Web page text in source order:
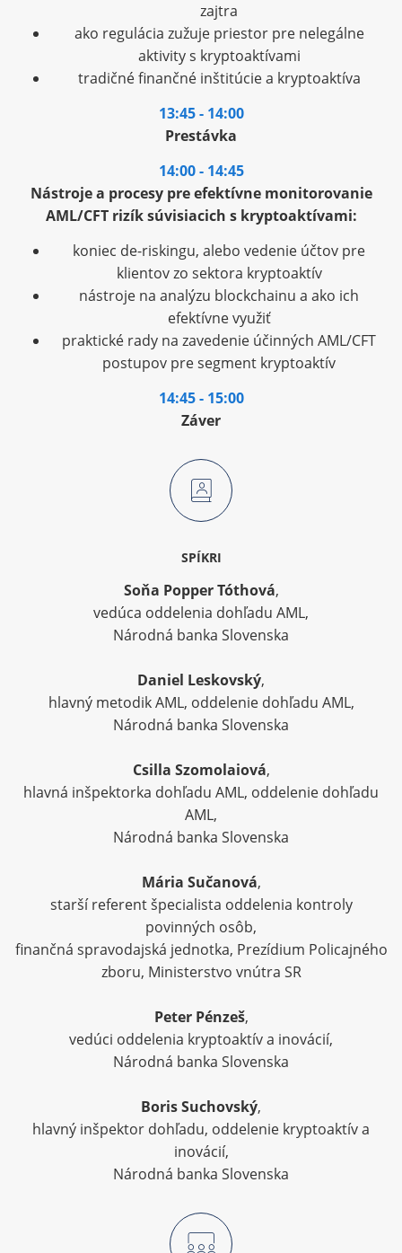
zajtra
ako regulácia zužuje priestor pre nelegálne
aktivity s kryptoaktívami
tradičné finančné inštitúcie a kryptoaktíva
13:45 - 14:00
Prestávka
14:00 - 14:45
Nástroje a procesy pre efektívne monitorovanie
AML/CFT rizík súvisiacich s kryptoaktívami:
koniec de-riskingu, alebo vedenie účtov pre
klientov zo sektora kryptoaktív
nástroje na analýzu blockchainu a ako ich
efektívne využiť
praktické rady na zavedenie účinných AML/CFT
postupov pre segment kryptoaktív
14:45 - 15:00
Záver
SPÍKRI
Soňa Popper Tóthová,
vedúca oddelenia dohľadu AML,
Národná banka Slovenska
Daniel Leskovský,
hlavný metodik AML, oddelenie dohľadu AML,
Národná banka Slovenska
Csilla Szomolaiová,
hlavná inšpektorka dohľadu AML, oddelenie dohľadu
AML,
Národná banka Slovenska
Mária Sučanová,
starší referent špecialista oddelenia kontroly
povinných osôb,
finančná spravodajská jednotka, Prezídium Policajného
zboru, Ministerstvo vnútra SR
Peter Pénzeš,
vedúci oddelenia kryptoaktív a inovácií,
Národná banka Slovenska
Boris Suchovský,
hlavný inšpektor dohľadu, oddelenie kryptoaktív a
inovácií,
Národná banka Slovenska